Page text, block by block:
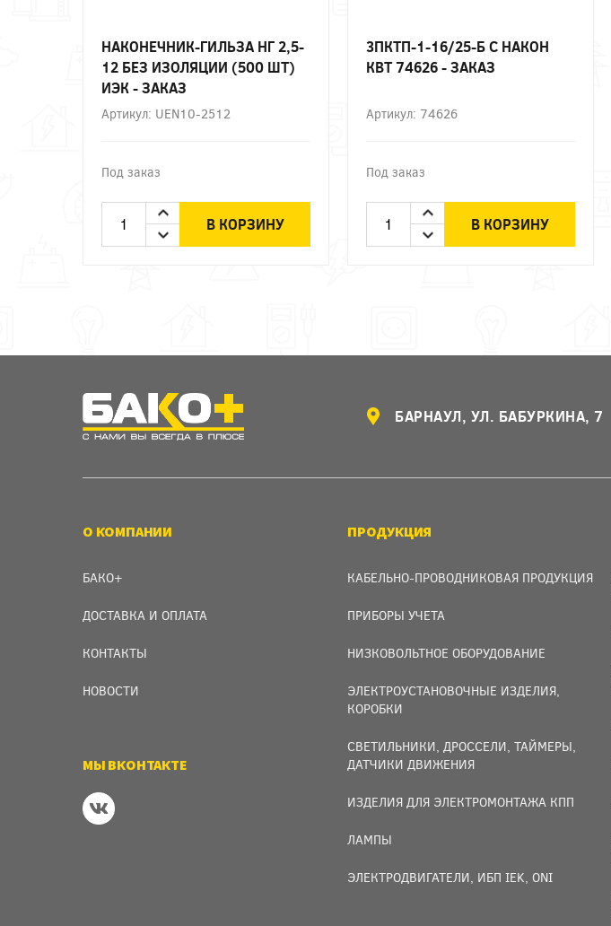
НАКОНЕЧНИК-ГИЛЬЗА НГ 2,5-
12 БЕЗ ИЗОЛЯЦИИ (500 ШТ)
ИЭК - ЗАКАЗ
Артикул: UEN10-2512
Под заказ
В КОРЗИНУ
3ПКТП-1-16/25-Б С НАКОН
КВТ 74626 - ЗАКАЗ
Артикул: 74626
Под заказ
В КОРЗИНУ
БАРНАУЛ, УЛ. БАБУРКИНА, 7
О КОМПАНИИ
БАКО+
ДОСТАВКА И ОПЛАТА
КОНТАКТЫ
НОВОСТИ
МЫ ВКОНТАКТЕ
ПРОДУКЦИЯ
КАБЕЛЬНО-ПРОВОДНИКОВАЯ ПРОДУКЦИЯ
ПРИБОРЫ УЧЕТА
НИЗКОВОЛЬТНОЕ ОБОРУДОВАНИЕ
ЭЛЕКТРОУСТАНОВОЧНЫЕ ИЗДЕЛИЯ,
КОРОБКИ
СВЕТИЛЬНИКИ, ДРОССЕЛИ, ТАЙМЕРЫ,
ДАТЧИКИ ДВИЖЕНИЯ
ИЗДЕЛИЯ ДЛЯ ЭЛЕКТРОМОНТАЖА КПП
ЛАМПЫ
ЭЛЕКТРОДВИГАТЕЛИ, ИБП IEK, ONI